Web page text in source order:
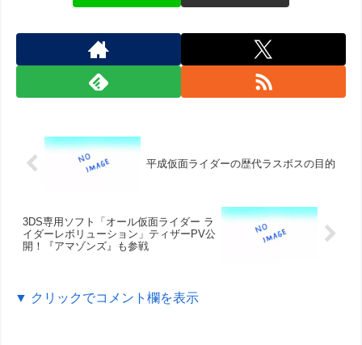
平成仮面ライダーの歴代ラスボスの目的
3DS専用ソフト「オール仮面ライダー ラ
イダーレボリューション」ティザーPV公
開！『アマゾンズ』も参戦
▼ クリックでコメント欄を表示